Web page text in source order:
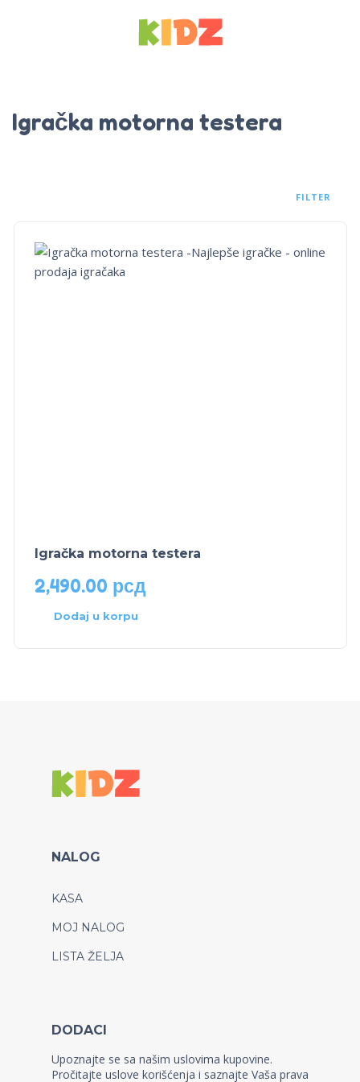
Igračka motorna testera
FILTER
Igračka motorna testera
2,490.00 рсд
Dodaj u korpu
NALOG
KASA
MOJ NALOG
LISTA ŽELJA
DODACI
Upoznajte se sa našim uslovima kupovine.
Pročitajte uslove korišćenja i saznajte Vaša prava